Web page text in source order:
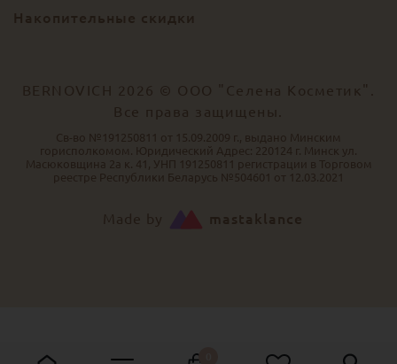
Накопительные скидки
BERNOVICH 2026 © ООО "Селена Косметик".
Все права защищены.
Св-во №191250811 от 15.09.2009 г., выдано Минским
горисполкомом. Юридический Адрес: 220124 г. Минск ул.
Масюковщина 2а к. 41, УНП 191250811 регистрации в Торговом
реестре Республики Беларусь №504601 от 12.03.2021
Made by mastaklance